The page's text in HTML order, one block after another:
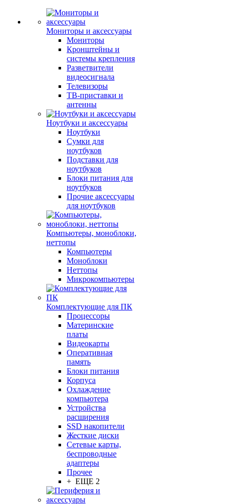
Мониторы и аксессуары
Мониторы
Кронштейны и
системы крепления
Разветвители
видеосигнала
Телевизоры
ТВ-приставки и
антенны
Ноутбуки и аксессуары
Ноутбуки
Сумки для
ноутбуков
Подставки для
ноутбуков
Блоки питания для
ноутбуков
Прочие аксессуары
для ноутбуков
Компьютеры, моноблоки,
неттопы
Компьютеры
Моноблоки
Неттопы
Микрокомпьютеры
Комплектующие для ПК
Процессоры
Материнские
платы
Видеокарты
Оперативная
память
Блоки питания
Корпуса
Охлаждение
компьютера
Устройства
расширения
SSD накопители
Жесткие диски
Сетевые карты,
беспроводные
адаптеры
Прочее
+ ЕЩЕ 2